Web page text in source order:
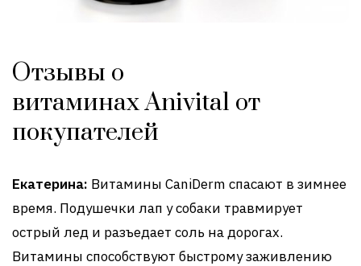
Отзывы о
витаминах Anivital от
покупателей
Екатерина: Витамины CaniDerm спасают в зимнее
время. Подушечки лап у собаки травмирует
острый лед и разъедает соль на дорогах.
Витамины способствуют быстрому заживлению